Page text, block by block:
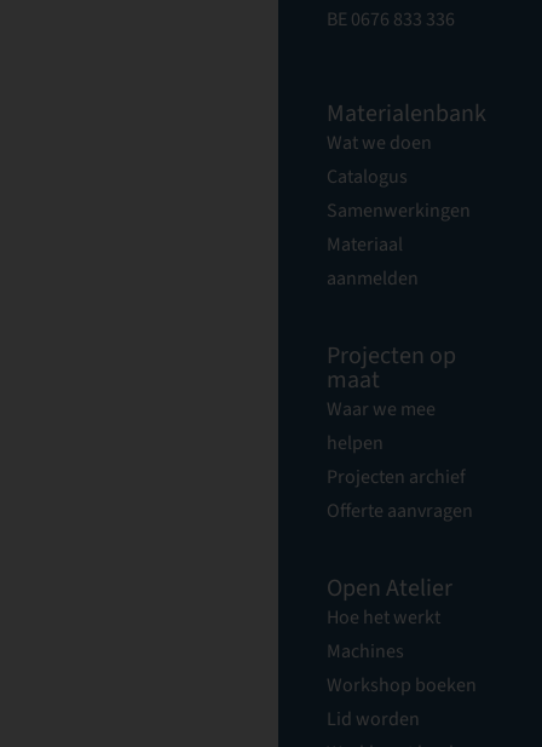
BE 0676 833 336
Materialenbank
Wat we doen
Catalogus
Samenwerkingen
Materiaal
aanmelden
Projecten op
maat
Waar we mee
helpen
Projecten archief
Offerte aanvragen
Open Atelier
Hoe het werkt
Machines
Workshop boeken
Lid worden